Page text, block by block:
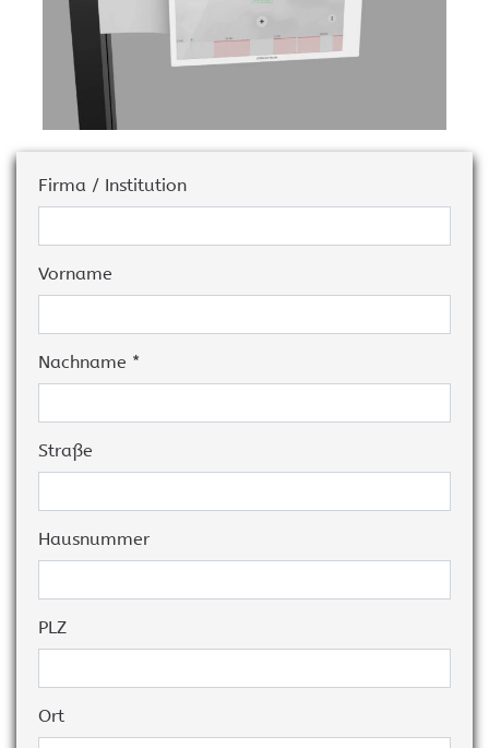
Firma / Institution
Vorname
Nachname *
Straße
Hausnummer
PLZ
Ort